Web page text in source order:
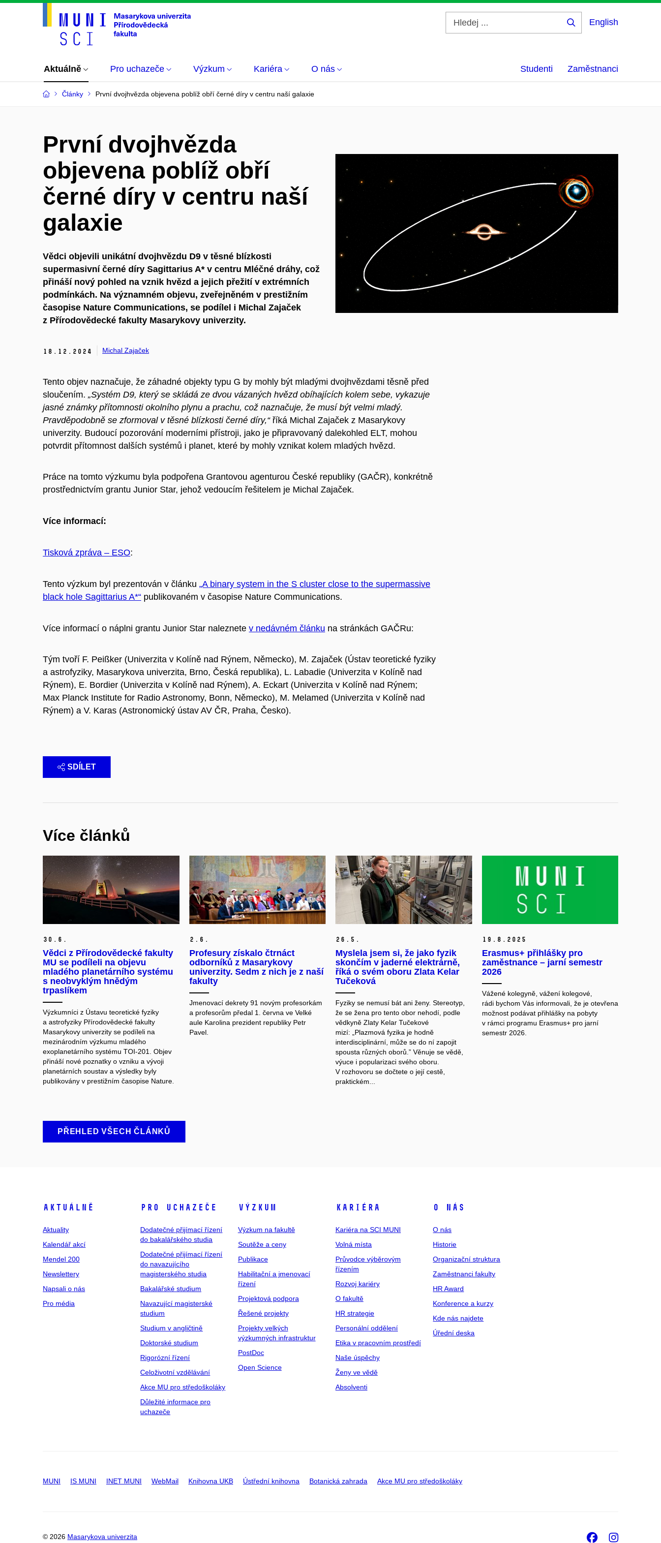
English
Aktuálně Pro uchazeče Výzkum Kariéra O nás Studenti Zaměstnanci
Články První dvojhvězda objevena poblíž obří černé díry v centru naší galaxie
První dvojhvězda
objevena poblíž obří
černé díry v centru naší
galaxie
Vědci objevili unikátní dvojhvězdu D9 v těsné blízkosti
supermasivní černé díry Sagittarius A* v centru Mléčné dráhy, což
přináší nový pohled na vznik hvězd a jejich přežití v extrémních
podmínkách. Na významném objevu, zveřejněném v prestižním
časopise Nature Communications, se podílel i Michal Zajaček
z Přírodovědecké fakulty Masarykovy univerzity.
18. 12. 2024 Michal Zajaček
Tento objev naznačuje, že záhadné objekty typu G by mohly být mladými dvojhvězdami těsně před
sloučením. „Systém D9, který se skládá ze dvou vázaných hvězd obíhajících kolem sebe, vykazuje
jasné známky přítomnosti okolního plynu a prachu, což naznačuje, že musí být velmi mladý.
Pravděpodobně se zformoval v těsné blízkosti černé díry,“říká Michal Zajaček z Masarykovy
univerzity. Budoucí pozorování moderními přístroji, jako je připravovaný dalekohled ELT, mohou
potvrdit přítomnost dalších systémů i planet, které by mohly vznikat kolem mladých hvězd.
Práce na tomto výzkumu byla podpořena Grantovou agenturou České republiky (GAČR), konkrétně
prostřednictvím grantu Junior Star, jehož vedoucím řešitelem je Michal Zajaček.
Více informací:
Tisková zpráva – ESO:
Tento výzkum byl prezentován v článku „A binary system in the S cluster close to the supermassive
black hole Sagittarius A*“ publikovaném v časopise Nature Communications.
Více informací o náplni grantu Junior Star naleznete v nedávném článku na stránkách GAČRu:
Tým tvoří F. Peißker (Univerzita v Kolíně nad Rýnem, Německo), M. Zajaček (Ústav teoretické fyziky
a astrofyziky, Masarykova univerzita, Brno, Česká republika), L. Labadie (Univerzita v Kolíně nad
Rýnem), E. Bordier (Univerzita v Kolíně nad Rýnem), A. Eckart (Univerzita v Kolíně nad Rýnem;
Max Planck Institute for Radio Astronomy, Bonn, Německo), M. Melamed (Univerzita v Kolíně nad
Rýnem) a V. Karas (Astronomický ústav AV ČR, Praha, Česko).
SDÍLET
Více článků
30. 6.
Vědci z Přírodovědecké fakulty
MU se podíleli na objevu
mladého planetárního systému
s neobvyklým hnědým
trpaslíkem
Výzkumníci z Ústavu teoretické fyziky
a astrofyziky Přírodovědecké fakulty
Masarykovy univerzity se podíleli na
mezinárodním výzkumu mladého
exoplanetárního systému TOI-201. Objev
přináší nové poznatky o vzniku a vývoji
planetárních soustav a výsledky byly
publikovány v prestižním časopise Nature.
2. 6.
Profesury získalo čtrnáct
odborníků z Masarykovy
univerzity. Sedm z nich je z naší
fakulty
Jmenovací dekrety 91 novým profesorkám
a profesorům předal 1. června ve Velké
aule Karolina prezident republiky Petr
Pavel.
26. 5.
Myslela jsem si, že jako fyzik
skončím v jaderné elektrárně,
říká o svém oboru Zlata Kelar
Tučeková
Fyziky se nemusí bát ani ženy. Stereotyp,
že se žena pro tento obor nehodí, podle
vědkyně Zlaty Kelar Tučekové
mizí: „Plazmová fyzika je hodně
interdisciplinární, může se do ní zapojit
spousta různých oborů.” Věnuje se vědě,
výuce i popularizaci svého oboru.
V rozhovoru se dočtete o její cestě,
praktickém...
19. 8. 2025
Erasmus+ přihlášky pro
zaměstnance – jarní semestr
2026
Vážené kolegyně, vážení kolegové,
rádi bychom Vás informovali, že je otevřena
možnost podávat přihlášky na pobyty
v rámci programu Erasmus+ pro jarní
semestr 2026.
PŘEHLED VŠECH ČLÁNKŮ
Aktuálně
Aktuality
Kalendář akcí
Mendel 200
Newslettery
Napsali o nás
Pro média
Pro uchazeče
Dodatečné přijímací řízení
do bakalářského studia
Dodatečné přijímací řízení
do navazujícího
magisterského studia
Bakalářské studium
Navazující magisterské
studium
Studium v angličtině
Doktorské studium
Rigorózní řízení
Celoživotní vzdělávání
Akce MU pro středoškoláky
Důležité informace pro
uchazeče
Výzkum
Výzkum na fakultě
Soutěže a ceny
Publikace
Habilitační a jmenovací
řízení
Projektová podpora
Řešené projekty
Projekty velkých
výzkumných infrastruktur
PostDoc
Open Science
Kariéra
Kariéra na SCI MUNI
Volná místa
Průvodce výběrovým
řízením
Rozvoj kariéry
O fakultě
HR strategie
Personální oddělení
Etika v pracovním prostředí
Naše úspěchy
Ženy ve vědě
Absolventi
O nás
O nás
Historie
Organizační struktura
Zaměstnanci fakulty
HR Award
Konference a kurzy
Kde nás najdete
Úřední deska
MUNI IS MUNI INET MUNI WebMail Knihovna UKB Ústřední knihovna Botanická zahrada Akce MU pro středoškoláky
© 2026 Masarykova univerzita Facebook